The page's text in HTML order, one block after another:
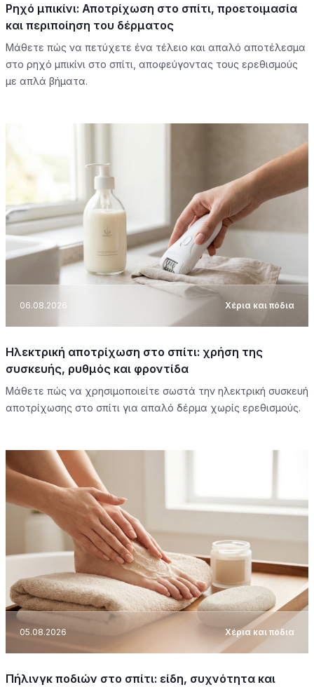
Ρηχό μπικίνι: Αποτρίχωση στο σπίτι, προετοιμασία
και περιποίηση του δέρματος
Μάθετε πώς να πετύχετε ένα τέλειο και απαλό αποτέλεσμα
στο ρηχό μπικίνι στο σπίτι, αποφεύγοντας τους ερεθισμούς
με απλά βήματα.
06.08.2026 Χέρια και πόδια
Ηλεκτρική αποτρίχωση στο σπίτι: χρήση της
συσκευής, ρυθμός και φροντίδα
Μάθετε πώς να χρησιμοποιείτε σωστά την ηλεκτρική συσκευή
αποτρίχωσης στο σπίτι για απαλό δέρμα χωρίς ερεθισμούς.
05.08.2026 Χέρια και πόδια
Πήλινγκ ποδιών στο σπίτι: είδη, συχνότητα και